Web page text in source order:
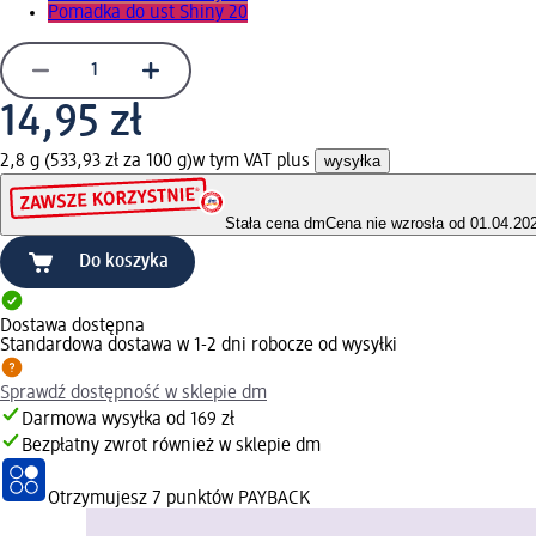
Pomadka do ust Shiny 20
14,95 zł
2,8 g (533,93 zł za 100 g)w tym VAT plus wysyłka
Stała cena dmCena nie wzrosła od
Do koszyka
Dostawa dostępna
Standardowa dostawa w 1-2 dni robocze od wysyłki
Sprawdź dostępność w sklepie dm
Darmowa wysyłka od 169 zł
Bezpłatny zwrot również w sklepie dm
Otrzymujesz 7 punktów PAYBACK